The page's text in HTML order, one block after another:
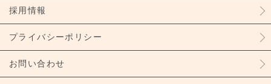
採用情報
プライバシーポリシー
お問い合わせ